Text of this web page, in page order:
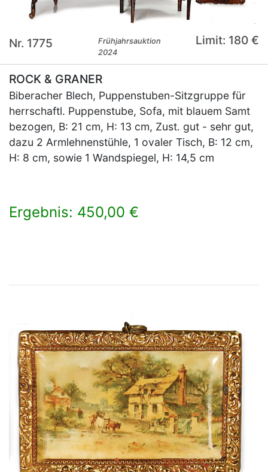
Nr. 1775
Frühjahrsauktion
2024
Limit: 180 €
ROCK & GRANER
Biberacher Blech, Puppenstuben-Sitzgruppe für
herrschaftl. Puppenstube, Sofa, mit blauem Samt
bezogen, B: 21 cm, H: 13 cm, Zust. gut - sehr gut,
dazu 2 Armlehnenstühle, 1 ovaler Tisch, B: 12 cm,
H: 8 cm, sowie 1 Wandspiegel, H: 14,5 cm
Ergebnis: 450,00 €